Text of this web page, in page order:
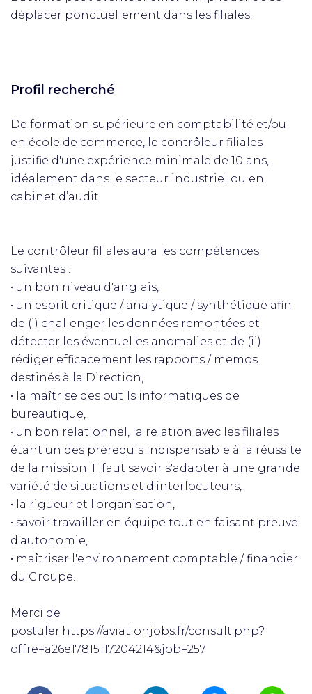
déplacer ponctuellement dans les filiales.
Profil recherché
De formation supérieure en comptabilité et/ou
en école de commerce, le contrôleur filiales
justifie d'une expérience minimale de 10 ans,
idéalement dans le secteur industriel ou en
cabinet d’audit.
Le contrôleur filiales aura les compétences
suivantes :
• un bon niveau d'anglais,
• un esprit critique / analytique / synthétique afin
de (i) challenger les données remontées et
détecter les éventuelles anomalies et de (ii)
rédiger efficacement les rapports / memos
destinés à la Direction,
• la maîtrise des outils informatiques de
bureautique,
• un bon relationnel, la relation avec les filiales
étant un des prérequis indispensable à la réussite
de la mission. Il faut savoir s'adapter à une grande
variété de situations et d'interlocuteurs,
• la rigueur et l'organisation,
• savoir travailler en équipe tout en faisant preuve
d'autonomie,
• maîtriser l'environnement comptable / financier
du Groupe.
Merci de
postuler:https://aviationjobs.fr/consult.php?
offre=a26e17815117204214&job=257